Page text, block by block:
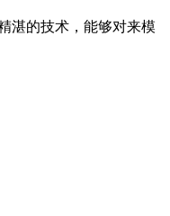
湛的技术，能够对来模